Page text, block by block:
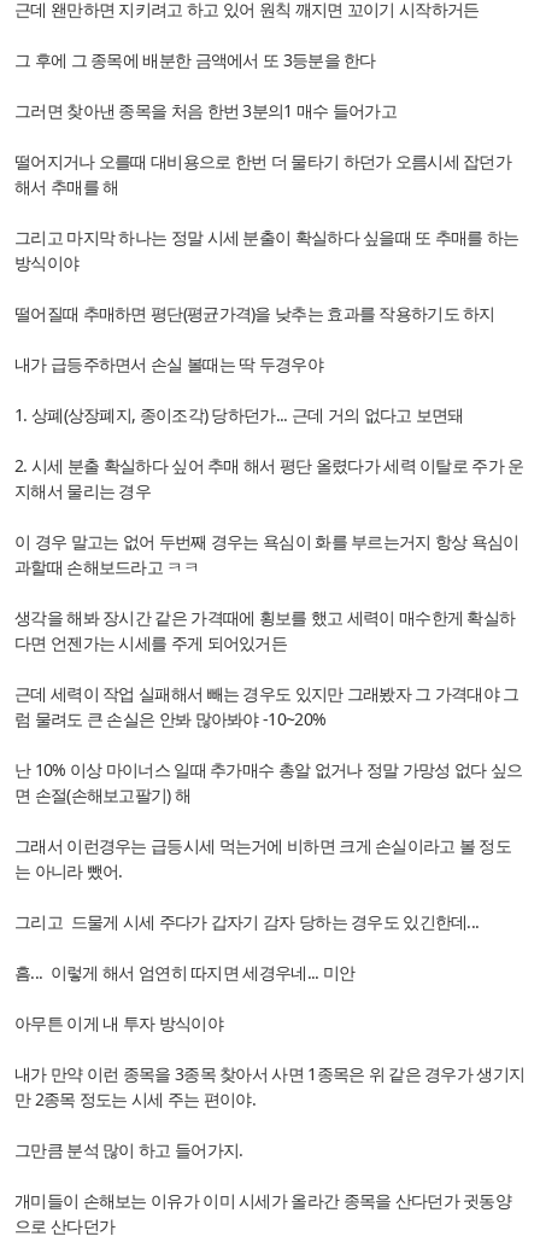
근데 왠만하면 지키려고 하고 있어 원칙 깨지면 꼬이기 시작하거든
그 후에 그 종목에 배분한 금액에서 또 3등분을 한다
그러면 찾아낸 종목을 처음 한번 3분의1 매수 들어가고
떨어지거나 오를때 대비용으로 한번 더 물타기 하던가 오름시세 잡던가
해서 추매를 해
그리고 마지막 하나는 정말 시세 분출이 확실하다 싶을때 또 추매를 하는
방식이야
떨어질때 추매하면 평단(평균가격)을 낮추는 효과를 작용하기도 하지
내가 급등주하면서 손실 볼때는 딱 두경우야
1. 상폐(상장폐지, 종이조각) 당하던가... 근데 거의 없다고 보면돼
2. 시세 분출 확실하다 싶어 추매 해서 평단 올렸다가 세력 이탈로 주가 운
지해서 물리는 경우
이 경우 말고는 없어 두번째 경우는 욕심이 화를 부르는거지 항상 욕심이
과할때 손해보드라고 ㅋㅋ
생각을 해봐 장시간 같은 가격때에 횡보를 했고 세력이 매수한게 확실하
다면 언젠가는 시세를 주게 되어있거든
근데 세력이 작업 실패해서 빼는 경우도 있지만 그래봤자 그 가격대야 그
럼 물려도 큰 손실은 안봐 많아봐야 -10~20%
난 10% 이상 마이너스 일때 추가매수 총알 없거나 정말 가망성 없다 싶으
면 손절(손해보고팔기) 해
그래서 이런경우는 급등시세 먹는거에 비하면 크게 손실이라고 볼 정도
는 아니라 뺐어.
그리고 드물게 시세 주다가 갑자기 감자 당하는 경우도 있긴한데...
흠... 이렇게 해서 엄연히 따지면 세경우네... 미안
아무튼 이게 내 투자 방식이야
내가 만약 이런 종목을 3종목 찾아서 사면 1종목은 위 같은 경우가 생기지
만 2종목 정도는 시세 주는 편이야.
그만큼 분석 많이 하고 들어가지.
개미들이 손해보는 이유가 이미 시세가 올라간 종목을 산다던가 귓동양
으로 산다던가